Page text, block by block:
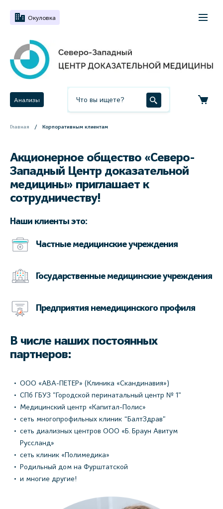
Окуловка
Анализы
Главная Корпоративным клиентам
Акционерное общество «Северо-
Западный Центр доказательной
медицины» приглашает к
сотрудничеству!
Наши клиенты это:
Частные медицинские учреждения
Государственные медицинские учреждения
Предприятия немедицинского профиля
В числе наших постоянных
партнеров:
ООО «АВА-ПЕТЕР» (Клиника «Скандинавия»)
СПб ГБУЗ "Городской перинатальный центр № 1"
Медицинский центр «Капитал-Полис»
сеть многопрофильных клиник “БалтЗдрав”
сеть диализных центров ООО «Б. Браун Авитум
Руссланд»
сеть клиник «Полимедика»
Родильный дом на Фурштатской
и многие другие!